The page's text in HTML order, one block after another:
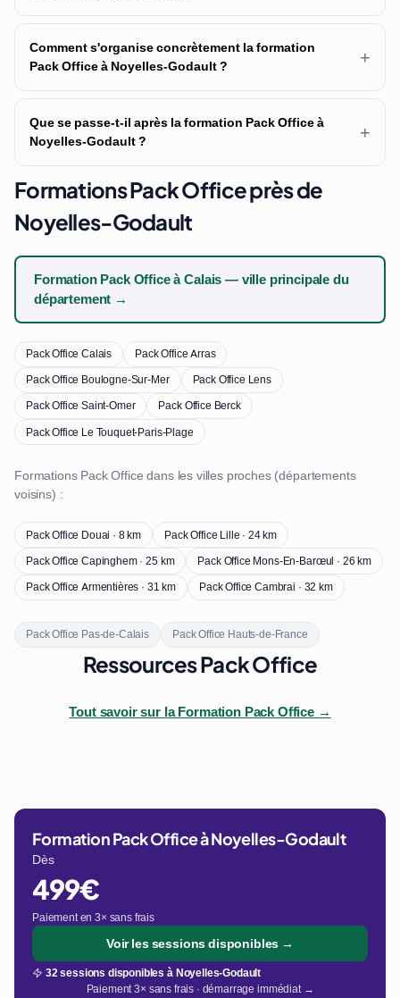
Comment s'organise concrètement la formation
Pack Office à Noyelles-Godault ?
+
Que se passe-t-il après la formation Pack Office à
Noyelles-Godault ?
+
Formations Pack Office près de
Noyelles-Godault
Formation Pack Office à Calais — ville principale du
département →
Pack Office Calais
Pack Office Arras
Pack Office Boulogne-Sur-Mer
Pack Office Lens
Pack Office Saint-Omer
Pack Office Berck
Pack Office Le Touquet-Paris-Plage
Formations Pack Office dans les villes proches (départements
voisins) :
Pack Office Douai · 8 km
Pack Office Lille · 24 km
Pack Office Capinghem · 25 km
Pack Office Mons-En-Barœul · 26 km
Pack Office Armentières · 31 km
Pack Office Cambrai · 32 km
Pack Office Pas-de-Calais Pack Office Hauts-de-France
Ressources Pack Office
Tout savoir sur la Formation Pack Office →
Formation Pack Office à Noyelles-Godault
Dès
499€
Paiement en 3× sans frais
Voir les sessions disponibles →
32 sessions disponibles à Noyelles-Godault
Paiement 3× sans frais · démarrage immédiat →